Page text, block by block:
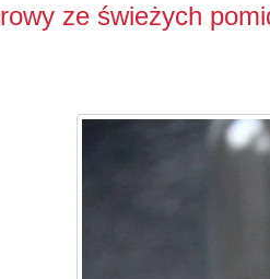
ze świeżych